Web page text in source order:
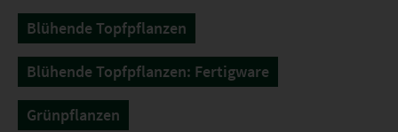
Blühende Topfpflanzen
Blühende Topfpflanzen: Fertigware
Grünpflanzen